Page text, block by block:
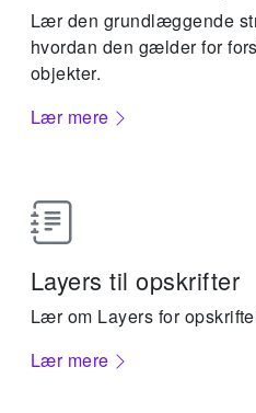
Lær den grundlæggende
hvordan den gælder for
objekter.
Lær mere
Layers til opskrifter
Lær om Layers for
Lær mere